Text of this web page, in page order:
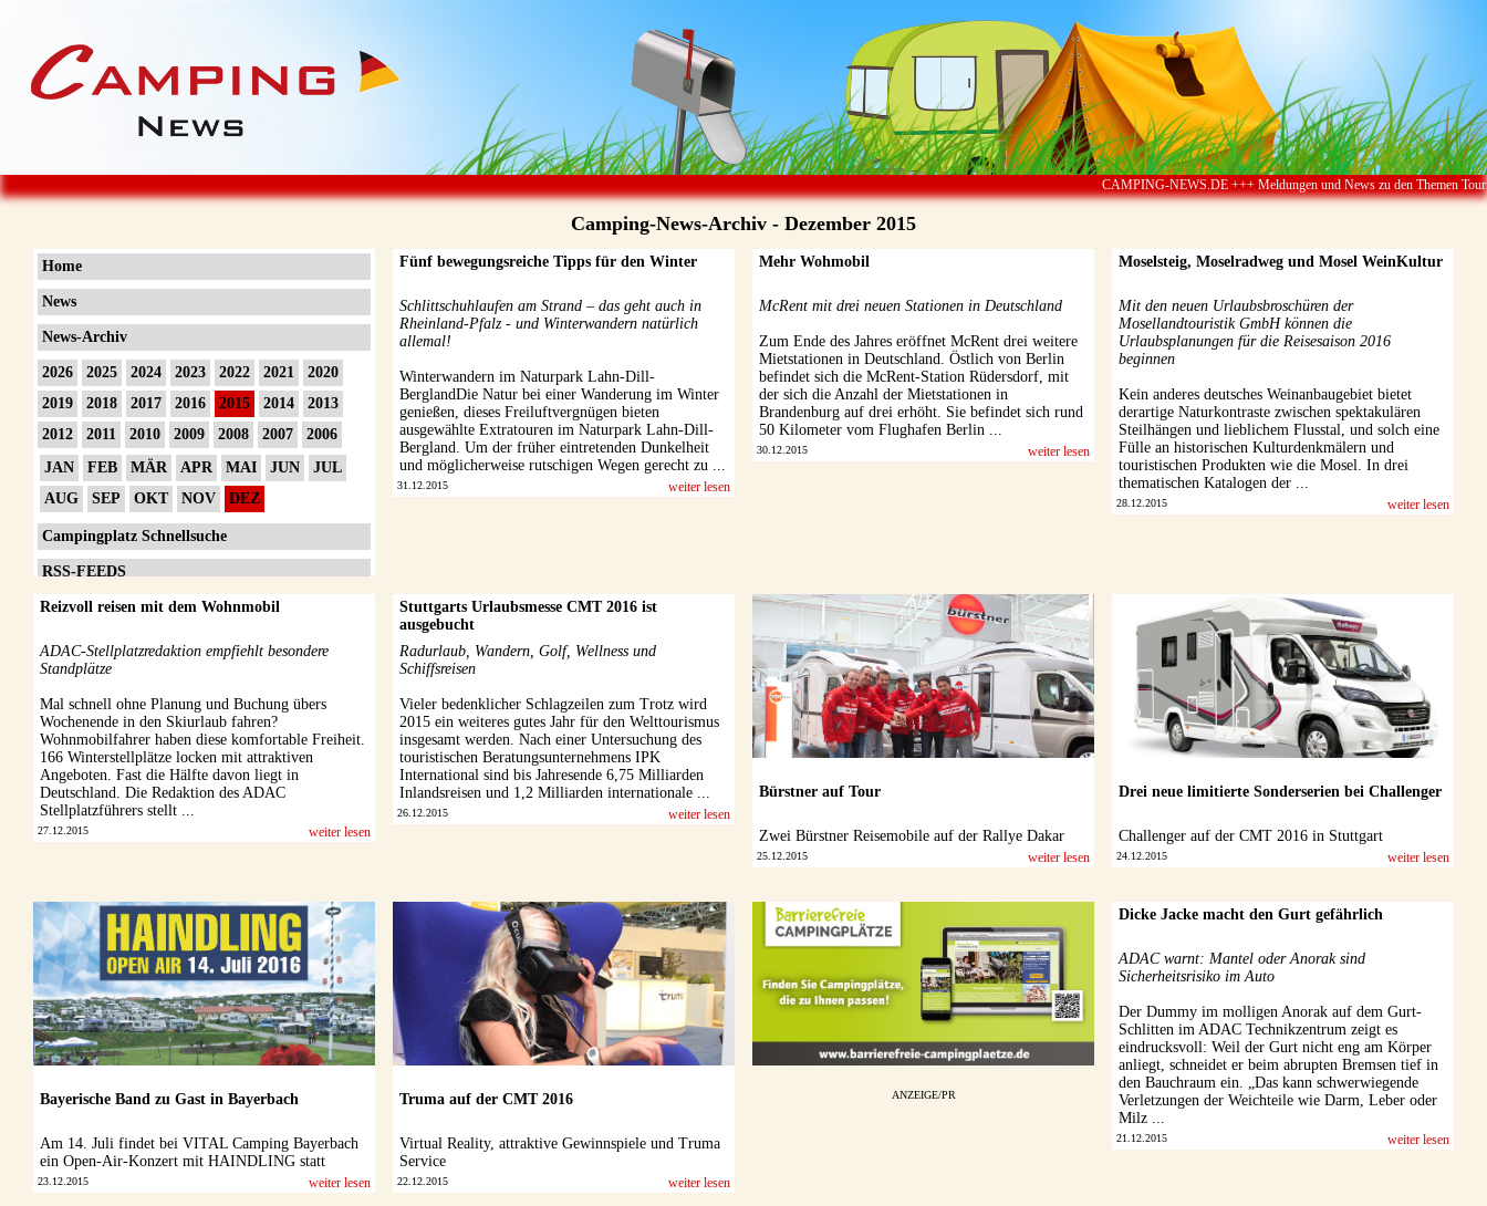
CAMPING-NEWS.DE +++ Meldungen und News zu den Themen Touristik ï¿½
Camping-News-Archiv - Dezember 2015
Home
News
News-Archiv
2026 2025 2024 2023 2022 2021
2020
2019
2018 2017 2016 2015 2014
2013
2012
2011 2010 2009 2008 2007
2006
JAN
FEB MÄR APR MAI JUN
JUL
AUG
SEP OKT NOV DEZ
Campingplatz Schnellsuche
RSS-FEEDS
Impressum
Datenschutzerklärung
Fünf bewegungsreiche Tipps für den Winter
Schlittschuhlaufen am Strand – das geht auch in
Rheinland-Pfalz - und Winterwandern natürlich
allemal!
Winterwandern im Naturpark Lahn-Dill-
BerglandDie Natur bei einer Wanderung im Winter
genießen, dieses Freiluftvergnügen bieten
ausgewählte Extratouren im Naturpark Lahn-Dill-
Bergland. Um der früher eintretenden Dunkelheit
und möglicherweise rutschigen Wegen gerecht zu ...
31.12.2015 weiter lesen
Mehr Wohmobil
McRent mit drei neuen Stationen in Deutschland
Zum Ende des Jahres eröffnet McRent drei weitere
Mietstationen in Deutschland. Östlich von Berlin
befindet sich die McRent-Station Rüdersdorf, mit
der sich die Anzahl der Mietstationen in
Brandenburg auf drei erhöht. Sie befindet sich rund
50 Kilometer vom Flughafen Berlin ...
30.12.2015 weiter lesen
Moselsteig, Moselradweg und Mosel WeinKultur
Mit den neuen Urlaubsbroschüren der
Mosellandtouristik GmbH können die
Urlaubsplanungen für die Reisesaison 2016
beginnen
Kein anderes deutsches Weinanbaugebiet bietet
derartige Naturkontraste zwischen spektakulären
Steilhängen und lieblichem Flusstal, und solch eine
Fülle an historischen Kulturdenkmälern und
touristischen Produkten wie die Mosel. In drei
thematischen Katalogen der ...
28.12.2015 weiter lesen
Reizvoll reisen mit dem Wohnmobil
ADAC-Stellplatzredaktion empfiehlt besondere
Standplätze
Mal schnell ohne Planung und Buchung übers
Wochenende in den Skiurlaub fahren?
Wohnmobilfahrer haben diese komfortable Freiheit.
166 Winterstellplätze locken mit attraktiven
Angeboten. Fast die Hälfte davon liegt in
Deutschland. Die Redaktion des ADAC
Stellplatzführers stellt ...
27.12.2015 weiter lesen
Stuttgarts Urlaubsmesse CMT 2016 ist
ausgebucht
Radurlaub, Wandern, Golf, Wellness und
Schiffsreisen
Vieler bedenklicher Schlagzeilen zum Trotz wird
2015 ein weiteres gutes Jahr für den Welttourismus
insgesamt werden. Nach einer Untersuchung des
touristischen Beratungsunternehmens IPK
International sind bis Jahresende 6,75 Milliarden
Inlandsreisen und 1,2 Milliarden internationale ...
26.12.2015 weiter lesen
Bürstner auf Tour
Zwei Bürstner Reisemobile auf der Rallye Dakar
25.12.2015 weiter lesen
Drei neue limitierte Sonderserien bei Challenger
Challenger auf der CMT 2016 in Stuttgart
24.12.2015 weiter lesen
Bayerische Band zu Gast in Bayerbach
Am 14. Juli findet bei VITAL Camping Bayerbach
ein Open-Air-Konzert mit HAINDLING statt
23.12.2015 weiter lesen
Truma auf der CMT 2016
Virtual Reality, attraktive Gewinnspiele und Truma
Service
22.12.2015 weiter lesen
ANZEIGE/PR
Dicke Jacke macht den Gurt gefährlich
ADAC warnt: Mantel oder Anorak sind
Sicherheitsrisiko im Auto
Der Dummy im molligen Anorak auf dem Gurt-
Schlitten im ADAC Technikzentrum zeigt es
eindrucksvoll: Weil der Gurt nicht eng am Körper
anliegt, schneidet er beim abrupten Bremsen tief in
den Bauchraum ein. „Das kann schwerwiegende
Verletzungen der Weichteile wie Darm, Leber oder
Milz ...
21.12.2015 weiter lesen